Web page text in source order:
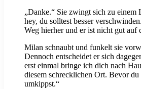
„Danke.“ Sie zwingt sich zu einem
hey, du solltest besser
Weg hierher und er ist nicht gut auf
Milan schnaubt und funkelt sie
Dennoch entscheidet er sich
erst einmal bringe ich dich nach
diesem schrecklichen Ort. Bevor du
umkippst.“